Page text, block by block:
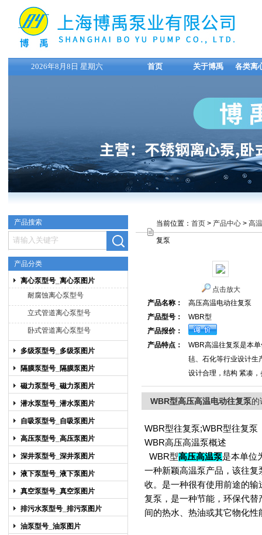
上海博禹泵业有限公司
2026年8月8日 星期六 首页 关于博禹 各类离
产品搜索
产品分类
离心泵型号_离心泵图片
耐腐蚀离心泵型号
立式管道离心泵型号
卧式管道离心泵型号
多级泵型号_多级泵图片
隔膜泵型号_隔膜泵图片
磁力泵型号_磁力泵图片
潜水泵型号_潜水泵图片
自吸泵型号_自吸泵图片
高压泵型号_高压泵图片
深井泵型号_深井泵图片
液下泵型号_液下泵图片
真空泵型号_真空泵图片
排污水泵型号_排污泵图片
油泵型号_油泵图片
当前位置： 首页 > 产品中心 > 高
复泵
点击放大
产品名称：
高压高温电动往复泵
产品型号：
WBR型
产品报价：
产品特点：
WBR高温往复泵是本
毡、石化等行业设计生
设计合理，结构 紧凑
WBR型高压高温电动往复泵的
WBR型往复泵;WBR型往复泵
WBR高压高温泵概述
WBR型高压高温泵是本单位
一种新颖高温泵产品，该往复
收。是一种很有使用前途的
复泵，是一种节能，环保代替
间的热水、热油或其它物化